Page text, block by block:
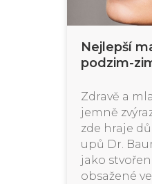
Nejlepší
podzim-
Zdravě a
jemně
zde hraje
upů Dr.
jako
obsažené